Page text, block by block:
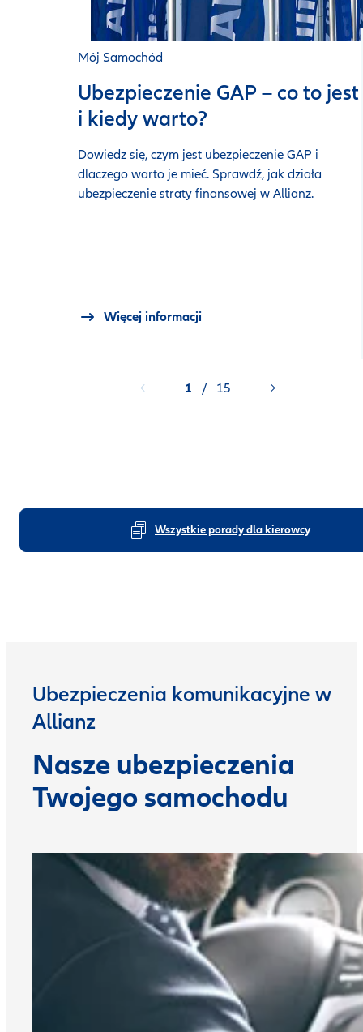
Mój Samochód
Ubezpieczenie GAP – co to jest
i kiedy warto?
Dowiedz się, czym jest ubezpieczenie GAP i
dlaczego warto je mieć. Sprawdź, jak działa
ubezpieczenie straty finansowej w Allianz.
Więcej informacji
1 / 15
Wszystkie porady dla kierowcy
Ubezpieczenia komunikacyjne w
Allianz
Nasze ubezpieczenia
Twojego samochodu